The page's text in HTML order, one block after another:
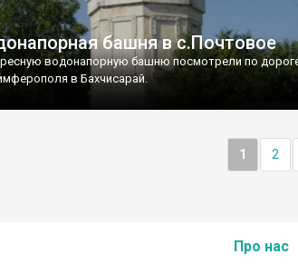
башня в с.Почтовое
водонапорную башню посмотрели по
в Бахчисарай.
1 2
Про нас